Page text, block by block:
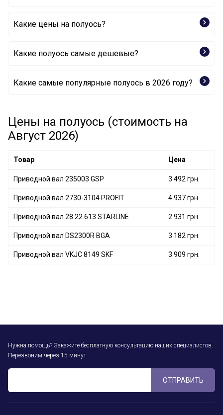
Какие цены на полуось?
Какие полуось самые дешевые?
Приводной вал 90121202 OPEL
Какие самые популярные полуось в 2026 году?
Приводной вал VKJC 3465 SKF
Приводной вал VKJC 5207 SKF
Приводной вал VKJC 6260 SKF
Цены на полуось (стоимость на
Август 2026)
Товар Цена
Приводной вал 235003 GSP 3 492 грн.
Приводной вал 2730-3104 PROFIT 4 937 грн.
Приводной вал 28.22.613 STARLINE 2 931 грн.
Приводной вал DS2300R BGA 3 182 грн.
Приводной вал VKJC 8149 SKF 3 909 грн.
Нужна помощь? Закажите бесплатную консультацию наших специалистов.
Перезвоним через 15 минут.
ОТПРАВИТЬ